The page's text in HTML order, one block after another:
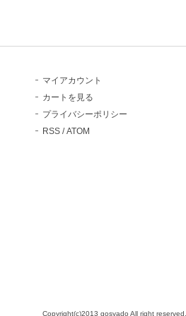
マイアカウント
カートを見る
プライバシーポリシー
RSS /ATOM
Copyright(c)2013 gosyado All right reserved.